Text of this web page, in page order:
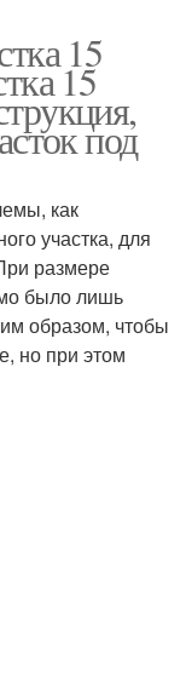
15
15
под
как
участка, для
размере
было лишь
образом, чтобы
но при этом